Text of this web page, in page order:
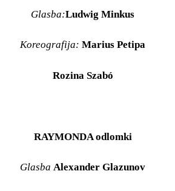
Glasba:Ludwig Minkus
Koreografija: Marius Petipa
Rozina Szabó
RAYMONDA odlomki
Glasba Alexander Glazunov